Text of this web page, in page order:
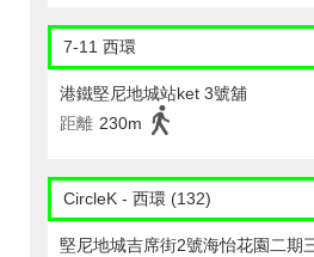
7-11 西環
港鐵堅尼地城站ket 3號舖
距離 230m
CircleK - 西環 (132)
堅尼地城吉席街2號海怡花園二期